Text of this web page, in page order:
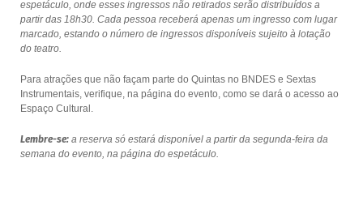
espetáculo, onde esses ingressos não retirados serão distribuídos a
partir das 18h30. Cada pessoa receberá apenas um ingresso com lugar
marcado, estando o número de ingressos disponíveis sujeito à lotação
do teatro.
Para atrações que não façam parte do Quintas no BNDES e Sextas
Instrumentais, verifique, na página do evento, como se dará o acesso ao
Espaço Cultural.
Lembre-se:a reserva só estará disponível a partir da segunda-feira da
semana do evento, na página do espetáculo.